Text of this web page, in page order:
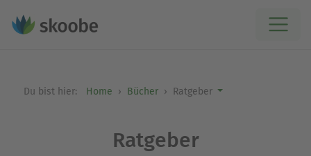
Du bist hier: Home Bücher Ratgeber
Ratgeber